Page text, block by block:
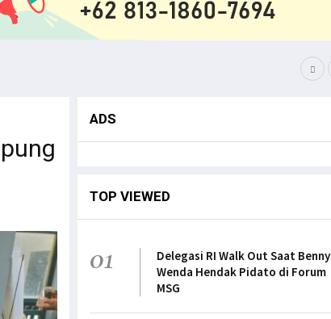
ADS
TOP VIEWED
01
Delegasi RI Walk Out Saat Benny
Wenda Hendak Pidato di Forum
MSG